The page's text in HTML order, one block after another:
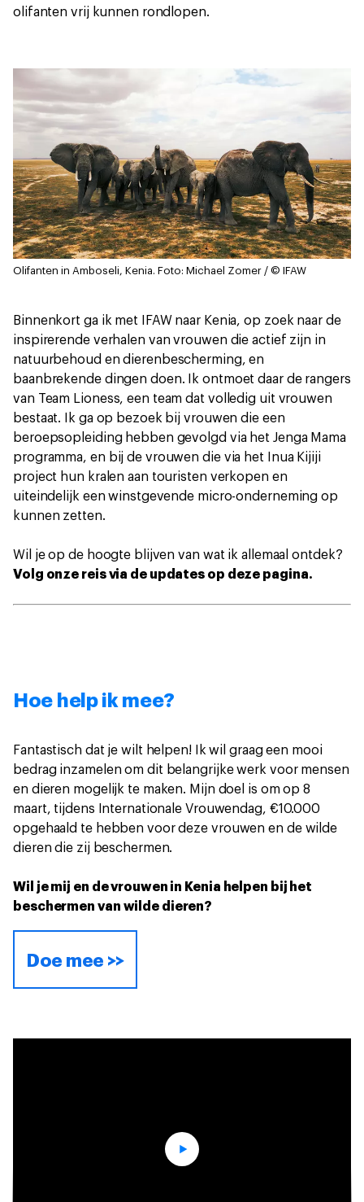
olifanten vrij kunnen rondlopen.
Olifanten in Amboseli, Kenia. Foto: Michael Zomer / © IFAW
Binnenkort ga ik met IFAW naar Kenia, op zoek naar de
inspirerende verhalen van vrouwen die actief zijn in
natuurbehoud en dierenbescherming, en
baanbrekende dingen doen. Ik ontmoet daar de rangers
van Team Lioness, een team dat volledig uit vrouwen
bestaat. Ik ga op bezoek bij vrouwen die een
beroepsopleiding hebben gevolgd via het Jenga Mama
programma, en bij de vrouwen die via het Inua Kijiji
project hun kralen aan touristen verkopen en
uiteindelijk een winstgevende micro-onderneming op
kunnen zetten.
Wil je op de hoogte blijven van wat ik allemaal ontdek?
Volg onze reis via de updates op deze pagina.
Hoe help ik mee?
Fantastisch dat je wilt helpen! Ik wil graag een mooi
bedrag inzamelen om dit belangrijke werk voor mensen
en dieren mogelijk te maken. Mijn doel is om op 8
maart, tijdens Internationale Vrouwendag, €10.000
opgehaald te hebben voor deze vrouwen en de wilde
dieren die zij beschermen.
Wil je mij en de vrouwen in Kenia helpen bij het
beschermen van wilde dieren?
Doe mee >>